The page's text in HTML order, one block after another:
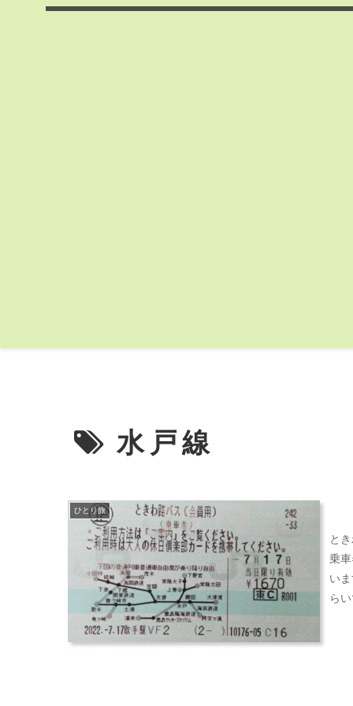
水戸線
ひとり旅
と
乗
い
ら